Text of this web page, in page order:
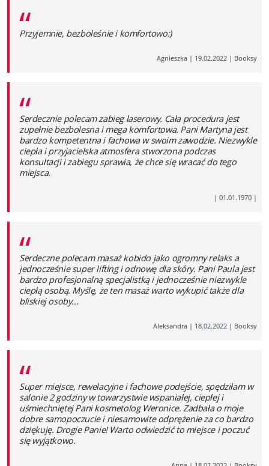
“
Przyjemnie, bezboleśnie i komfortowo:)
Agnieszka | 19.02.2022 | Booksy
“
Serdecznie polecam zabieg laserowy. Cała procedura jest
zupełnie bezbolesna i mega komfortowa. Pani Martyna jest
bardzo kompetentna i fachowa w swoim zawodzie. Niezwykle
ciepła i przyjacielska atmosfera stworzona podczas
konsultacji i zabiegu sprawia, że chce się wracać do tego
miejsca.
| 01.01.1970 |
“
Serdeczne polecam masaż kobido jako ogromny relaks a
jednocześnie super lifting i odnowę dla skóry. Pani Paula jest
bardzo profesjonalną specjalistką i jednocześnie niezwykle
ciepłą osobą. Myślę, że ten masaż warto wykupić także dla
bliskiej osoby...
Aleksandra | 18.02.2022 | Booksy
“
Super miejsce, rewelacyjne i fachowe podejście, spędziłam w
salonie 2 godziny w towarzystwie wspaniałej, ciepłej i
uśmiechniętej Pani kosmetolog Weronice. Zadbała o moje
dobre samopoczucie i niesamowite odprężenie za co bardzo
dziękuję. Drogie Panie! Warto odwiedzić to miejsce i poczuć
się wyjątkowo.